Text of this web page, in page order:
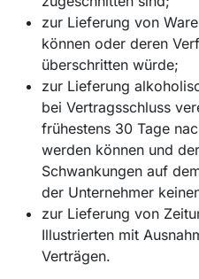
zur Lieferung von
können oder deren
überschritten würde;
zur Lieferung
bei Vertragsschluss
frühestens 30 Tage
werden können und
Schwankungen auf
der Unternehmer
zur Lieferung von
Illustrierten mit
Verträgen.